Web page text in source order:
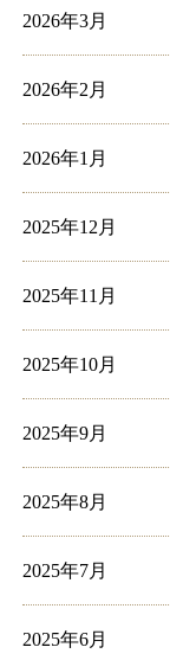
2026年3月
2026年2月
2026年1月
2025年12月
2025年11月
2025年10月
2025年9月
2025年8月
2025年7月
2025年6月